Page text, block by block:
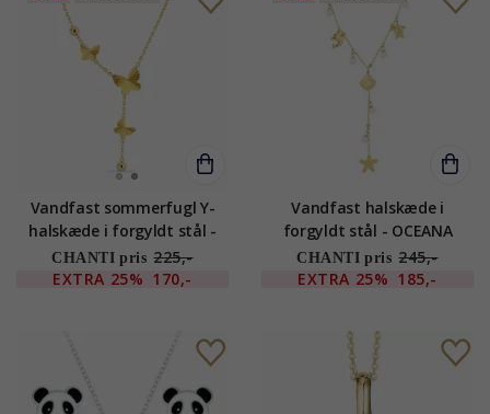
Vandfast sommerfugl Y-
halskæde i forgyldt stål -
OCEANA
CHANTI pris 225,-
EXTRA 25% 170,-
Vandfast halskæde i
forgyldt stål - OCEANA
CHANTI pris 245,-
EXTRA 25% 185,-